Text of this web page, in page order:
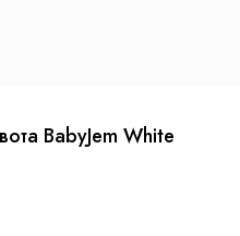
BabyJem White